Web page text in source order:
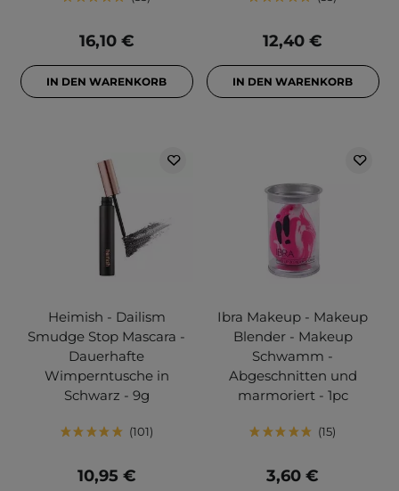
16,10 €
IN DEN WARENKORB
12,40 €
IN DEN WARENKORB
Heimish - Dailism
Smudge Stop Mascara -
Dauerhafte
Wimperntusche in
Schwarz - 9g
101
10,95 €
Ibra Makeup - Makeup
Blender - Makeup
Schwamm -
Abgeschnitten und
marmoriert - 1pc
15
3,60 €